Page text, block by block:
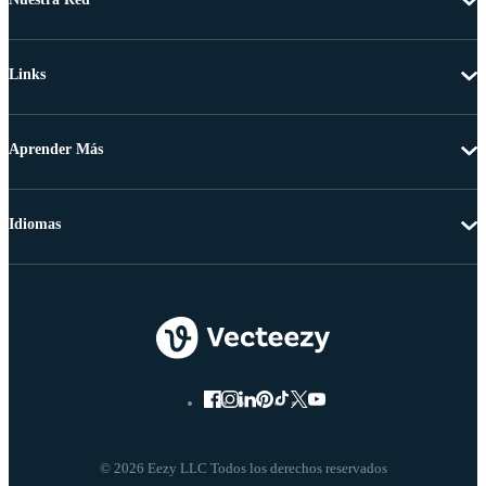
Links
Aprender Más
© 2026 Eezy LLC Todos los derechos reservados
Idiomas